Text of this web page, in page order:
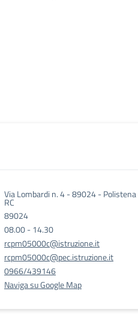
Via Lombardi n. 4 - 89024 - Polistena
RC
89024
08.00 - 14.30
rcpm05000c@istruzione.it
rcpm05000c@pec.istruzione.it
0966/439146
Naviga su Google Map